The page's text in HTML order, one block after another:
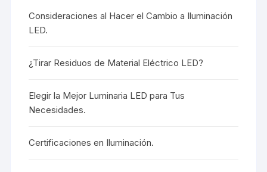
Consideraciones al Hacer el Cambio a Iluminación
LED.
¿Tirar Residuos de Material Eléctrico LED?
Elegir la Mejor Luminaria LED para Tus
Necesidades.
Certificaciones en Iluminación.